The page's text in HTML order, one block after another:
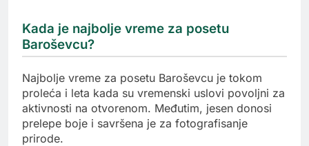
Kada je najbolje vreme za posetu
Baroševcu?
Najbolje vreme za posetu Baroševcu je tokom
proleća i leta kada su vremenski uslovi povoljni za
aktivnosti na otvorenom. Međutim, jesen donosi
prelepe boje i savršena je za fotografisanje
prirode.